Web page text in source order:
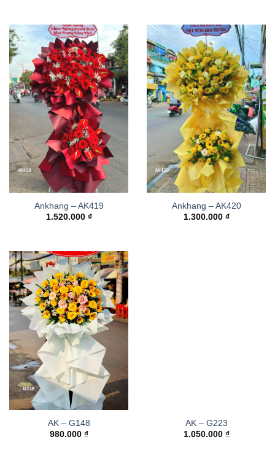
Ankhang – AK419
1.520.000 ₫
Ankhang – AK420
1.300.000 ₫
AK – G148
980.000 ₫
AK – G223
1.050.000 ₫